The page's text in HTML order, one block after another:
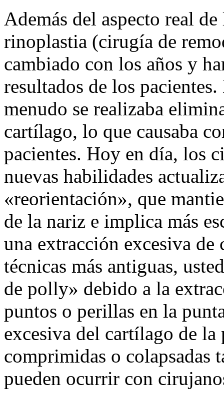
Además del aspecto real
rinoplastia (cirugía de
cambiado con los años y
resultados de los
menudo se realizaba
cartílago, lo que causaba
pacientes. Hoy en día, los
nuevas habilidades
«reorientación», que
de la nariz e implica más
una extracción excesiva
técnicas más antiguas,
de polly» debido a la
puntos o perillas en la
excesiva del cartílago de la
comprimidas o colapsadas
pueden ocurrir con